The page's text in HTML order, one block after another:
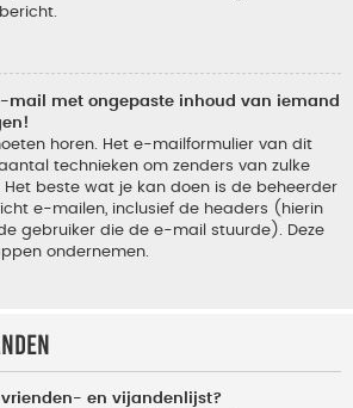
mail met ongepaste inhoud van iemand
horen. Het e-mailformulier van dit
technieken om zenders van zulke
beste wat je kan doen is de beheerder
e-mailen, inclusief de headers (hierin
gebruiker die de e-mail stuurde). Deze
ondernemen.
en vijandenlijst?